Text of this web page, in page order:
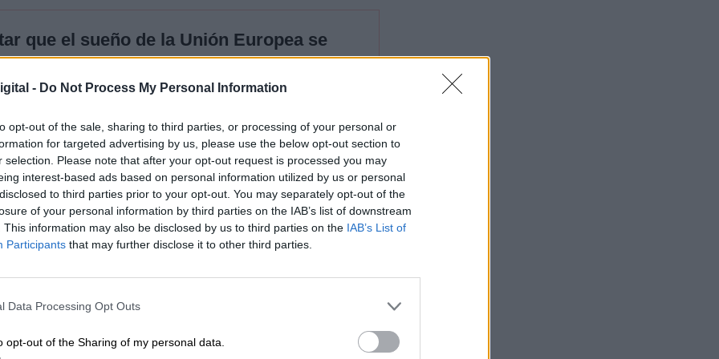
- Do Not Process My Personal Information
opt-out of the sale, sharing to third parties, or processing of your personal or
for targeted advertising by us, please use the below opt-out section to
selection. Please note that after your opt-out request is processed you may
interest-based ads based on personal information utilized by us or personal
to third parties prior to your opt-out. You may separately opt-out of the
of your personal information by third parties on the IAB’s list of downstream
This information may also be disclosed by us to third parties on the IAB’s List of
Participants that may further disclose it to other third parties.
Data Processing Opt Outs
opt-out of the Sharing of my personal data.
que el sueño de la Unión Europea se
:
el futuro del proyecto europeo, como para
europea.
Unión Europea se había visto tan amenazada. En
populistas, eurófobos, xenófobos y de extrema
de nuestro pasado, y hemos visto crecer la